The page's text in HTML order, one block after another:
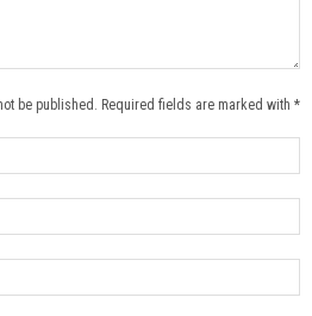
be published. Required fields are marked with *